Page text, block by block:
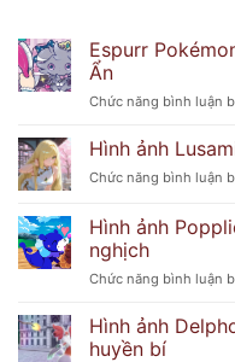
Espurr
Ẩn
Chức năng bình luận
Hình ảnh
Chức năng bình luận
Hình ảnh
nghịch
Chức năng bình luận
Hình ảnh
huyền bí